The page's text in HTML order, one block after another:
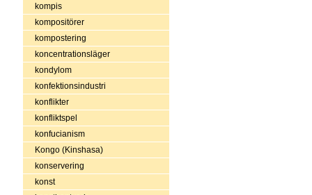
kompis
kompositörer
kompostering
koncentrationsläger
kondylom
konfektionsindustri
konflikter
konfliktspel
konfucianism
Kongo (Kinshasa)
konservering
konst